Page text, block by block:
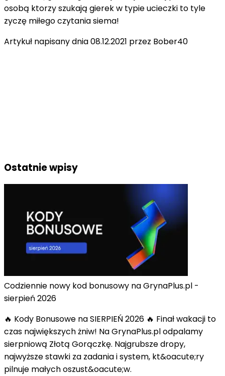
osobą ktorzy szukają gierek w typie ucieczki to tyle
zyczę miłego czytania siema!
Artykuł napisany dnia 08.12.2021 przez Bober40
Ostatnie wpisy
Codziennie nowy kod bonusowy na GrynaPlus.pl -
sierpień 2026
🔥 Kody Bonusowe na SIERPIEŃ 2026 🔥 Finał wakacji to
czas największych żniw! Na GrynaPlus.pl odpalamy
sierpniową Złotą Gorączkę. Najgrubsze dropy,
najwyższe stawki za zadania i system, kt&oacute;ry
pilnuje małych oszust&oacute;w.